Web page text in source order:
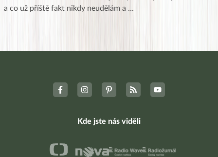
a co už příště fakt nikdy neudělám a ...
Kde jste nás viděli